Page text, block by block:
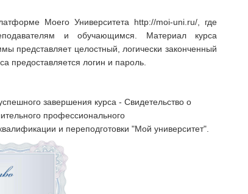
Моего Университета http://moi-uni.ru/, где
и обучающимся. Материал курса
представляет целостный, логически законченный
предоставляется логин и пароль.
завершения курса - Свидетельство о
профессионального
и переподготовки "Мой университет".